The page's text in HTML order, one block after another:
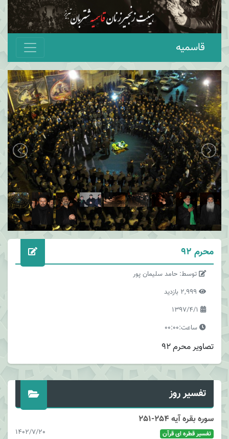
قاسمیه
محرم 92
توسط: حامد سلیمان پور
ساعت:00:00
تصاویر محرم 92
تفسیر روز
سوره بقره آیه 254-251
1402/7/20 تفسیر قطره ای قرآن